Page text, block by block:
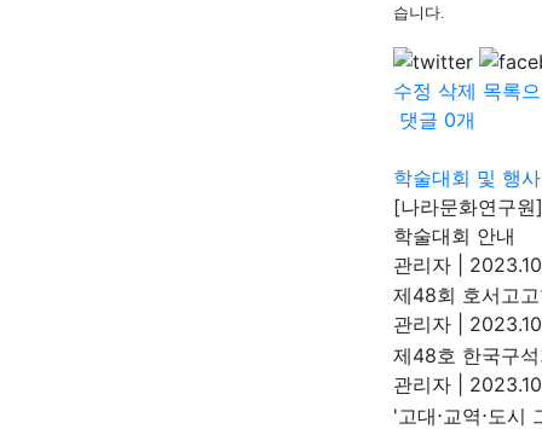
습니다.
수정 삭제 목록
댓글 0개
학술대회 및 행사
[나라문화연구
학술대회 안내
관리자
제48회 호서고
관리자
제48호 한국구
관리자
'고대⋅교역⋅도시